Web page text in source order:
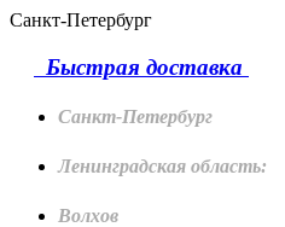
Санкт-Петербург
Быстрая доставка
Санкт-Петербург
Ленинградская область:
Волхов